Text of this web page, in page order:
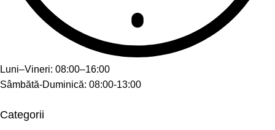
Luni–Vineri: 08:00–16:00
Sâmbătă-Duminică: 08:00-13:00
Categorii